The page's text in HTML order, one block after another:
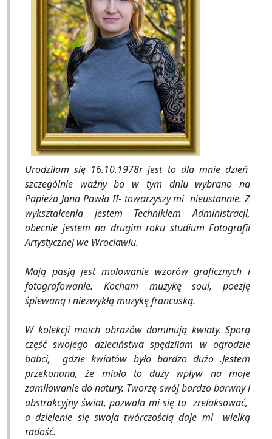
Urodziłam się 16.10.1978r jest to dla mnie dzień
szczególnie ważny bo w tym dniu wybrano na
Papieża Jana Pawła II- towarzyszy mi nieustannie. Z
wykształcenia jestem Technikiem Administracji,
obecnie jestem na drugim roku studium Fotografii
Artystycznej we Wrocławiu.
Mają pasją jest malowanie wzorów graficznych i
fotografowanie. Kocham muzykę soul, poezję
śpiewaną i niezwykłą muzykę francuską.
W kolekcji moich obrazów dominują kwiaty. Sporą
część swojego dzieciństwa spędziłam w ogrodzie
babci, gdzie kwiatów było bardzo dużo .Jestem
przekonana, że miało to duży wpływ na moje
zamiłowanie do natury. Tworzę swój bardzo barwny i
abstrakcyjny świat, pozwala mi się to zrelaksować,
a dzielenie się swoja twórczością daje mi wielką
radość.